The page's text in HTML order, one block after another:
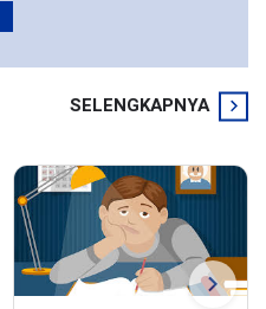
SELENGKAPNYA